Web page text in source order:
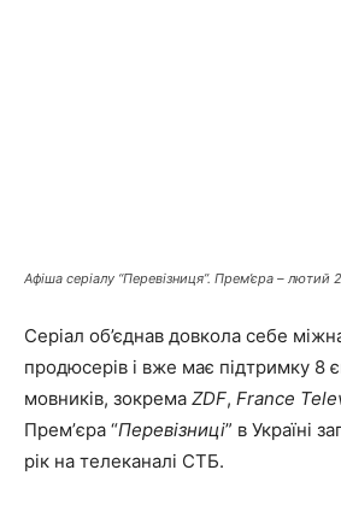
Афіша серіалу “Перевізниця”. Прем’єра – лютий
Серіал об’єднав довкола себе
продюсерів і вже має підтримку 8
мовників, зокрема ZDF, France
Премʼєра “Перевізниці” в Україні
рік на телеканалі СТБ.